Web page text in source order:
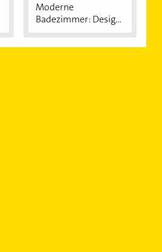
Moderne
Badezimmer: Design